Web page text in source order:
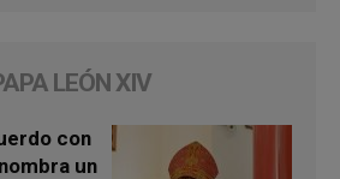
LEÓN XIV
con
un